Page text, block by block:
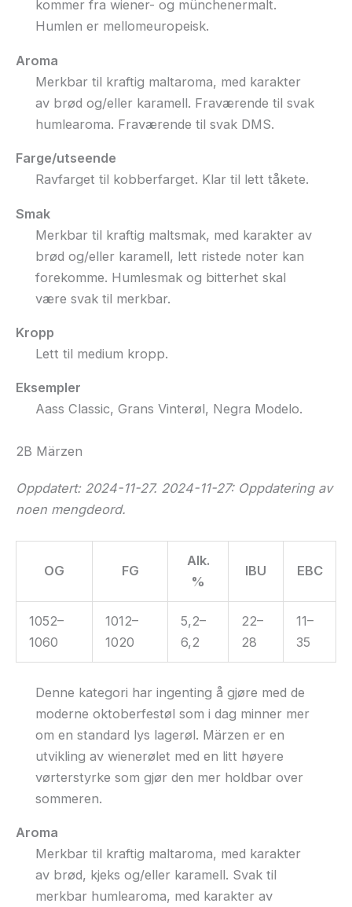
kommer fra wiener- og münchenermalt.
Humlen er mellomeuropeisk.
Aroma
Merkbar til kraftig maltaroma, med karakter
av brød og/eller karamell. Fraværende til svak
humlearoma. Fraværende til svak DMS.
Farge/utseende
Ravfarget til kobberfarget. Klar til lett tåkete.
Smak
Merkbar til kraftig maltsmak, med karakter av
brød og/eller karamell, lett ristede noter kan
forekomme. Humlesmak og bitterhet skal
være svak til merkbar.
Kropp
Lett til medium kropp.
Eksempler
Aass Classic, Grans Vinterøl, Negra Modelo.
2B Märzen
Oppdatert: 2024-11-27. 2024-11-27: Oppdatering av
noen mengdeord.
OG FG
Alk.
%
IBU EBC
1052–
1060
1012–
1020
5,2–
6,2
22–
28
11–
35
Denne kategori har ingenting å gjøre med de
moderne oktoberfestøl som i dag minner mer
om en standard lys lagerøl. Märzen er en
utvikling av wienerølet med en litt høyere
vørterstyrke som gjør den mer holdbar over
sommeren.
Aroma
Merkbar til kraftig maltaroma, med karakter
av brød, kjeks og/eller karamell. Svak til
merkbar humlearoma, med karakter av